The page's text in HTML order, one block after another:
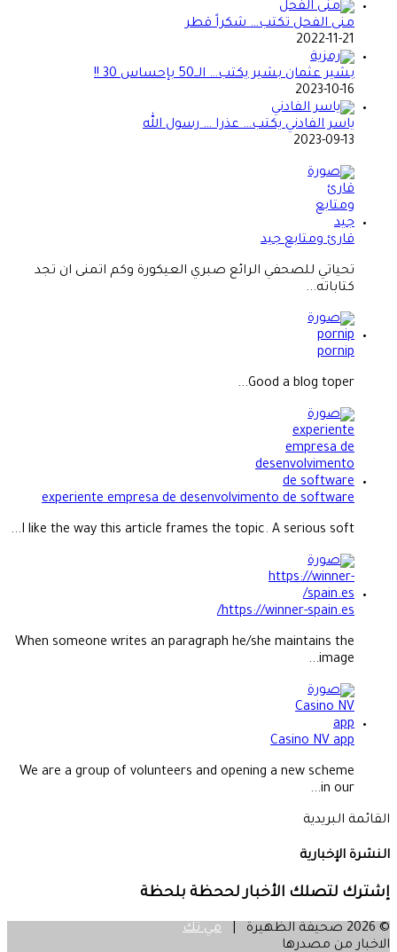
منى الفحل تكتب… شكراً قطر
2022-11-21
بشير عثمان بشير يكتب… الــ50 بإحساس 30 !!
2023-10-16
ياسر الفادني يكتب… عذرا … رسول الله
2023-09-13
قارئ ومتابع جيد
تحياتي للصحفي الرائع صبري العيكورة وكم اتمنى ان تجد
كتاباته...
pornip
Good a blog toper...
experiente empresa de desenvolvimento de software
I like the way this article frames the topic. A serious soft...
https://winner-spain.es/
When someone writes an paragraph he/she maintains the
image...
Casino NV app
We are a group of volunteers and opening a new scheme
in our...
القائمة البريدية
النشرة الإخبارية
إشترك لتصلك الأخبار لححظة بلحظة
© 2026 صحيفة الظهيرة |
مي تك
الاخبار من مصدرها